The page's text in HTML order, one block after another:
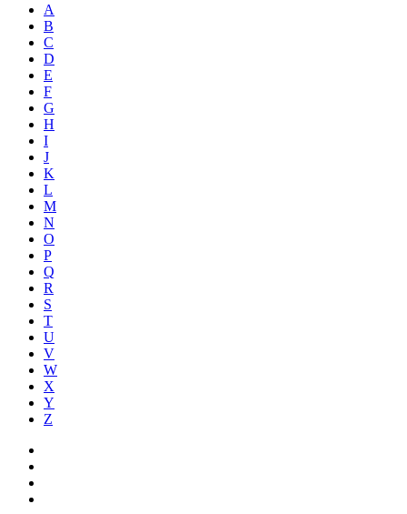
A
B
C
D
E
F
G
H
I
J
K
L
M
N
O
P
Q
R
S
T
U
V
W
X
Y
Z